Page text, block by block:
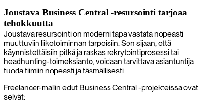
Joustava Business Central -resursointi tarjoaa
tehokkuutta
Joustava resursointi on moderni tapa vastata nopeasti
muuttuviin liiketoiminnan tarpeisiin. Sen sijaan, että
käynnistettäisiin pitkä ja raskas rekrytointiprosessi tai
headhunting-toimeksianto, voidaan tarvittava asiantuntija
tuoda tiimiin nopeasti ja täsmällisesti.
Freelancer-mallin edut Business Central -projekteissa ovat
selvät: